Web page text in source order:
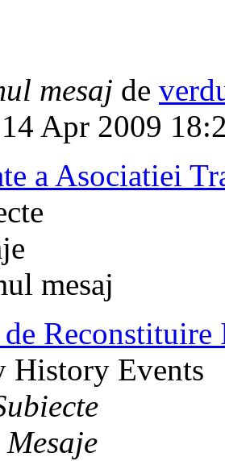
mesaj de
Apr 2009
a Asociatiei
mesaj
Events
Mesaje